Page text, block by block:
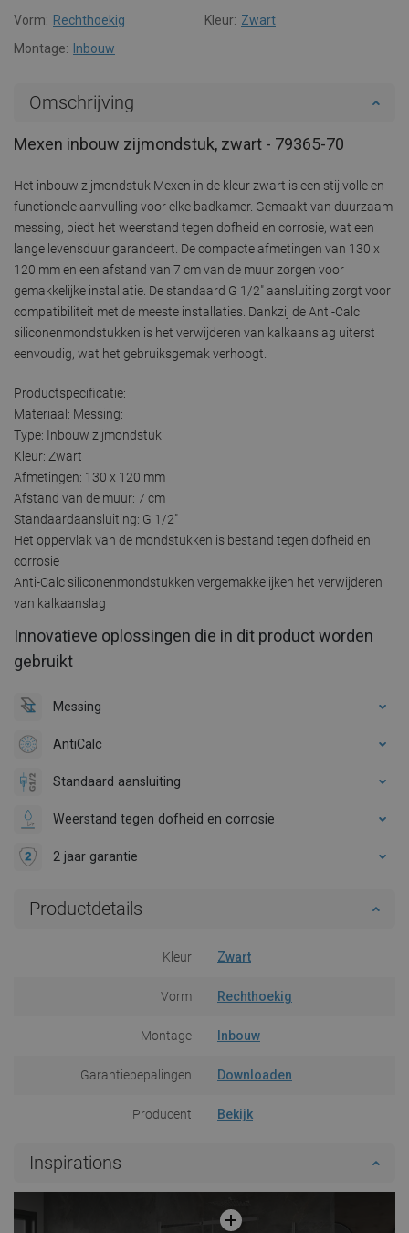
Vorm: Rechthoekig Kleur: Zwart
Montage:
Inbouw
Omschrijving
Mexen inbouw zijmondstuk, zwart - 79365-70
Het inbouw zijmondstuk Mexen in de kleur zwart is een stijlvolle en
functionele aanvulling voor elke badkamer. Gemaakt van duurzaam
messing, biedt het weerstand tegen dofheid en corrosie, wat een
lange levensduur garandeert. De compacte afmetingen van 130 x
120 mm en een afstand van 7 cm van de muur zorgen voor
gemakkelijke installatie. De standaard G 1/2" aansluiting zorgt voor
compatibiliteit met de meeste installaties. Dankzij de Anti-Calc
siliconenmondstukken is het verwijderen van kalkaanslag uiterst
eenvoudig, wat het gebruiksgemak verhoogt.
Productspecificatie:
Materiaal: Messing:
Type: Inbouw zijmondstuk
Kleur: Zwart
Afmetingen: 130 x 120 mm
Afstand van de muur: 7 cm
Standaardaansluiting: G 1/2"
Het oppervlak van de mondstukken is bestand tegen dofheid en
corrosie
Anti-Calc siliconenmondstukken vergemakkelijken het verwijderen
van kalkaanslag
Innovatieve oplossingen die in dit product worden
gebruikt
Messing
AntiCalc
Standaard aansluiting
Weerstand tegen dofheid en corrosie
2 jaar garantie
Productdetails
Kleur Zwart
Vorm Rechthoekig
Montage Inbouw
Garantiebepalingen Downloaden
Producent Bekijk
Inspirations